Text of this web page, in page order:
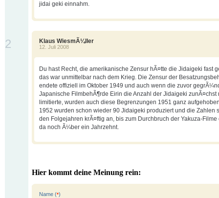
jidai geki einnahm.
Klaus WiesmÃ¼ller
12. Juli 2008
2
Du hast Recht, die amerikanische Zensur hÃ¤tte die Jidaigeki fast
das war unmittelbar nach dem Krieg. Die Zensur der
endete offiziell im Oktober 1949 und auch wenn die zuvor
Japanische FilmbehÃ¶rde Eirin die Anzahl der Jidaigeki zunÃ¤chst
limitierte, wurden auch diese Begrenzungen 1951 ganz
1952 wurden schon wieder 90 Jidaigeki produziert und die Zahlen
den Folgejahren krÃ¤ftig an, bis zum Durchbruch der Yakuza-Filme
da noch Ã¼ber ein Jahrzehnt.
Hier kommt deine Meinung rein:
Name (*)